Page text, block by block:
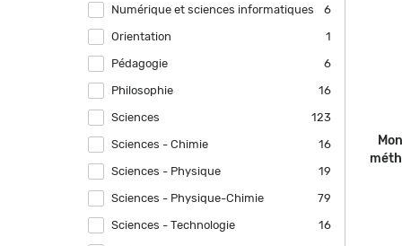
Numérique et sciences informatiques 6
Apply Numérique et sciences
Orientation
1
Apply Orientation filter
Pédagogie 6
Apply Pédagogie filter
Philosophie 16
Apply Philosophie filter
Sciences 123
Apply Sciences filter
Sciences - Chimie 16
Apply Sciences - Chimie filter
Sciences - Physique 19
Apply Sciences - Physique filter
Sciences - Physique-Chimie 79
Apply Sciences - Physique-Chimie filter
Sciences - Technologie 16
Apply Sciences - Technologie filter